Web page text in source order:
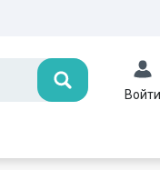
Поиск
Войти